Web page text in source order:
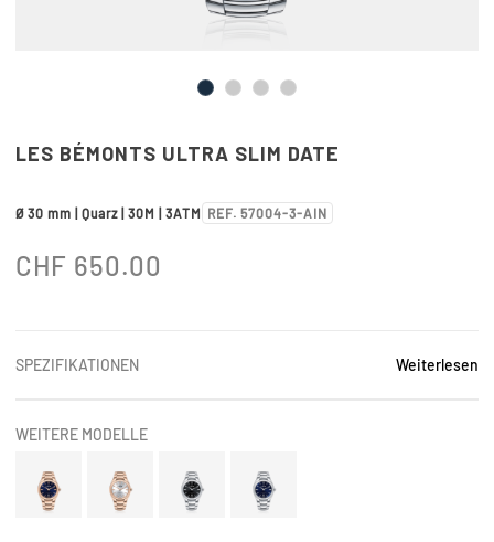
LES BÉMONTS ULTRA SLIM DATE
Ø 30 mm | Quarz | 30M | 3ATM REF. 57004-3-AIN
CHF 650.00
SPEZIFIKATIONEN Weiterlesen
WEITERE MODELLE